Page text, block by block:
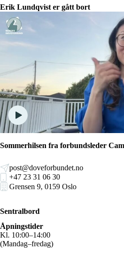
Erik Lundqvist er gått bort
Sommerhilsen fra forbundsleder
post@doveforbundet.no
+47 23 31 06 30
Grensen 9, 0159 Oslo
Sentralbord
Åpningstider
Kl. 10:00–14:00
(Mandag–fredag)